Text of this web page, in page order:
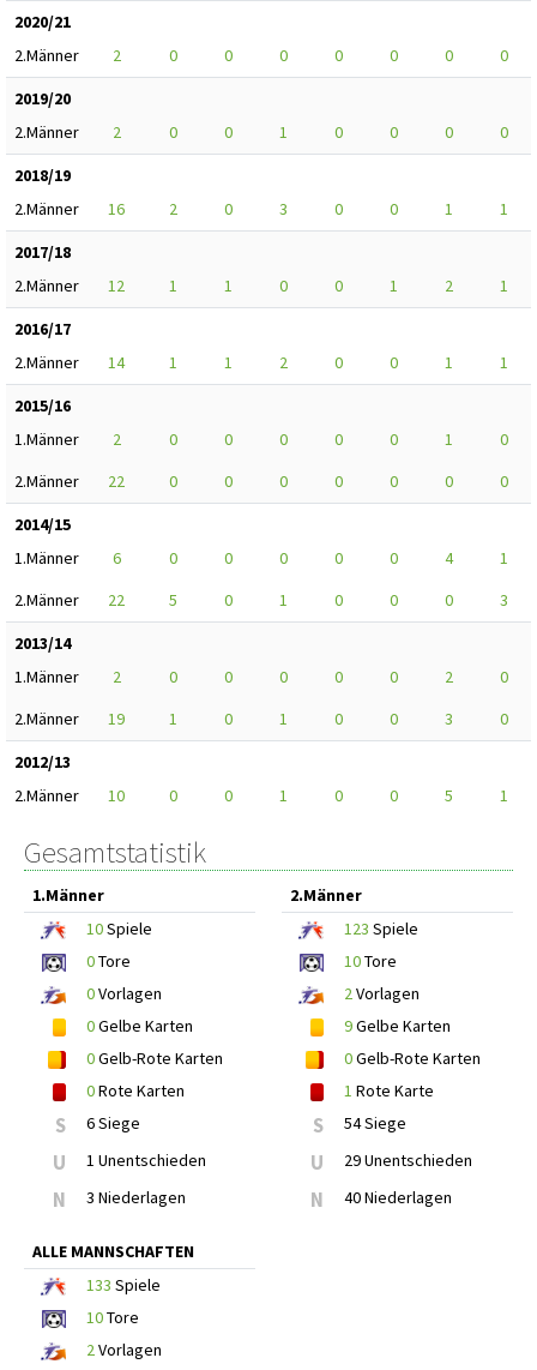
2020/21
2.Männer
2 0 0 0 0 0 0
0
2019/20
2.Männer
2 0 0 1 0 0 0
0
2018/19
2.Männer
16 2 0 3 0 0 1
1
2017/18
2.Männer
12 1 1 0 0 1 2
1
2016/17
2.Männer
14 1 1 2 0 0 1
1
2015/16
1.Männer
2 0 0 0 0 0 1
0
2.Männer
22 0 0 0 0 0 0
0
2014/15
1.Männer
6 0 0 0 0 0 4
1
2.Männer
22 5 0 1 0 0 0
3
2013/14
1.Männer
2 0 0 0 0 0 2
0
2.Männer
19 1 0 1 0 0 3
0
2012/13
2.Männer
10 0 0 1 0 0 5 1
Gesamtstatistik
1.Männer
10Spiele
0Tore
0Vorlagen
0Gelbe Karten
0Gelb-Rote Karten
0Rote Karten
S 6 Siege
U 1 Unentschieden
N 3 Niederlagen
2.Männer
123 Spiele
10Tore
2Vorlagen
9Gelbe Karten
0Gelb-Rote Karten
1 Rote Karte
S 54 Siege
U 29 Unentschieden
N 40 Niederlagen
ALLE MANNSCHAFTEN
133 Spiele
10Tore
2Vorlagen